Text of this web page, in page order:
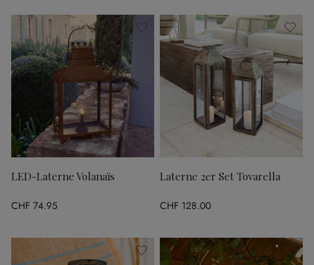
LED-Laterne Volanaïs
CHF 74.95
Laterne 2er Set Tovarella
CHF 128.00